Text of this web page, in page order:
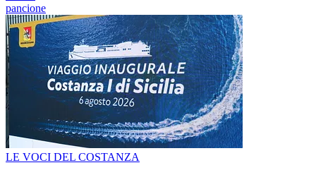
pancione
LE VOCI DEL COSTANZA